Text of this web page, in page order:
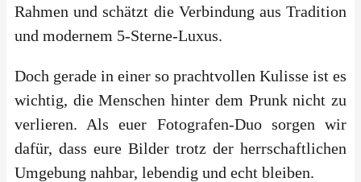
Rahmen und schätzt die Verbindung aus Tradition
und modernem 5-Sterne-Luxus.
Doch gerade in einer so prachtvollen Kulisse ist es
wichtig, die Menschen hinter dem Prunk nicht zu
verlieren. Als euer Fotografen-Duo sorgen wir
dafür, dass eure Bilder trotz der herrschaftlichen
Umgebung nahbar, lebendig und echt bleiben.